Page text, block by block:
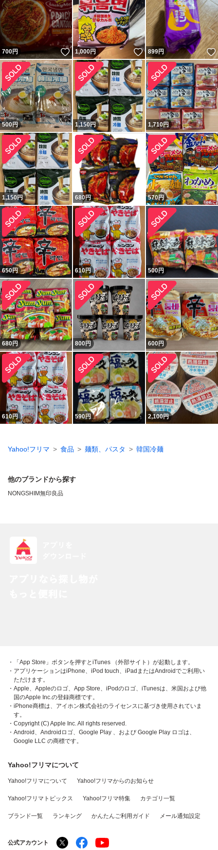
700円 いいね！
1,000円 いいね！
899円
500円 1,150円 1,710円
1,150円 680円 570円
650円 610円 500円
680円 800円 600円
610円 590円 2,100円
Yahoo!フリマ 食品 麺類、パスタ 韓国冷麺
他のブランドから探す
NONGSHIM無印良品
・「App Store」ボタンを押すとiTunes （外部サイト）が起動します。
・アプリケーションはiPhone、iPod touch、iPadまたはAndroidでご利用い
ただけます。
・Apple、Appleのロゴ、App Store、iPodのロゴ、iTunesは、米国および他
国のApple Inc.の登録商標です。
・iPhone商標は、アイホン株式会社のライセンスに基づき使用されていま
す。
・Copyright (C) Apple Inc. All rights reserved.
・Android、Androidロゴ、Google Play 、および Google Play ロゴは、
Google LLC の商標です。
Yahoo!フリマについて
Yahoo!フリマについて Yahoo!フリマからのお知らせ
Yahoo!フリマトピックス Yahoo!フリマ特集 カテゴリ一覧
ブランド一覧 ランキング かんたんご利用ガイド メール通知設定
公式アカウント